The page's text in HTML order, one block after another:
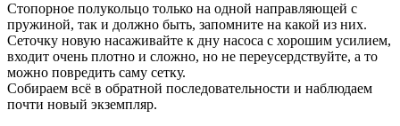
Стопорное полукольцо только на одной направляющей с
пружиной, так и должно быть, запомните на какой из них.
Сеточку новую насаживайте к дну насоса с хорошим усилием,
входит очень плотно и сложно, но не переусердствуйте, а то
можно повредить саму сетку.
Собираем всё в обратной последовательности и наблюдаем
почти новый экземпляр.